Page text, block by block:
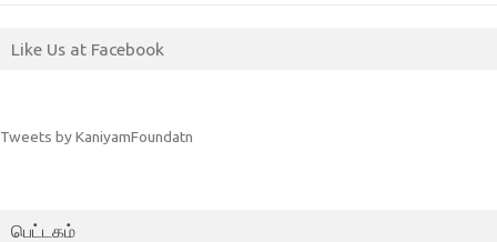
Like Us at Facebook
Tweets by KaniyamFoundatn
பெட்டகம்